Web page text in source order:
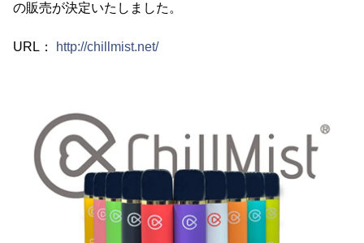
の販売が決定いたしました。
URL： http://chillmist.net/